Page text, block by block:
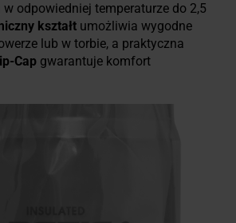
odpowiedniej temperaturze do 2,5
kształt umożliwia wygodne
lub w torbie, a praktyczna
Cap gwarantuje komfort